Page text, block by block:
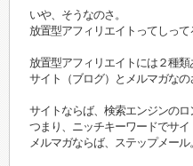
いや、そうなのさ。
放置型アフィリエイトってしって
放置型アフィリエイトには２種類
サイト（ブログ）とメルマガなの
サイトならば、検索エンジンのロ
つまり、ニッチキーワードでサイ
メルマガならば、ステップメール。